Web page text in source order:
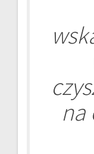
na